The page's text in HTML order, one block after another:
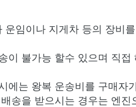
운임이나 지게차 등의 장비
이 불가능 할수 있으며 직접
에는 왕복 운송비를 구매자
송을 받으시는 경우는 엔진